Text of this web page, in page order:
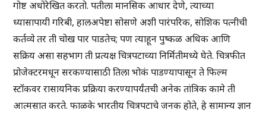
गोष्ट अधोरेखित करतो. पतीला मानसिक आधार देणे, त्याच्या
ध्यासापायी गरिबी, हालअपेष्टा सोसणे अशी पारंपरिक, सोशिक पत्नीची
कर्तव्ये तर ती चोख पार पाडतेच; पण त्याहून पुष्कळ अधिक आणि
सक्रिय असा सहभाग ती प्रत्यक्ष चित्रपटाच्या निर्मितीमध्ये घेते. चित्रफीत
प्रोजेक्टरमधून सरकण्यासाठी तिला भोकं पाडण्यापासून ते फिल्म
स्टॉकवर रासायनिक प्रक्रिया करण्यापर्यंतची अनेक तांत्रिक कामे ती
आत्मसात करते. फाळके भारतीय चित्रपटाचे जनक होते, हे सामान्य ज्ञान